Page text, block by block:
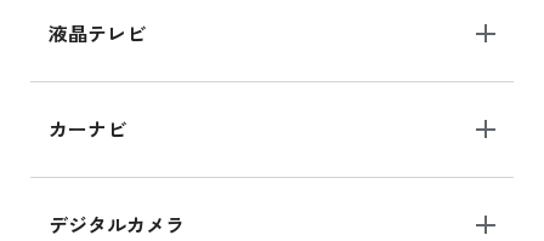
液晶テレビ
カーナビ
デジタルカメラ
iPhone 15 128GB の新品買取価格